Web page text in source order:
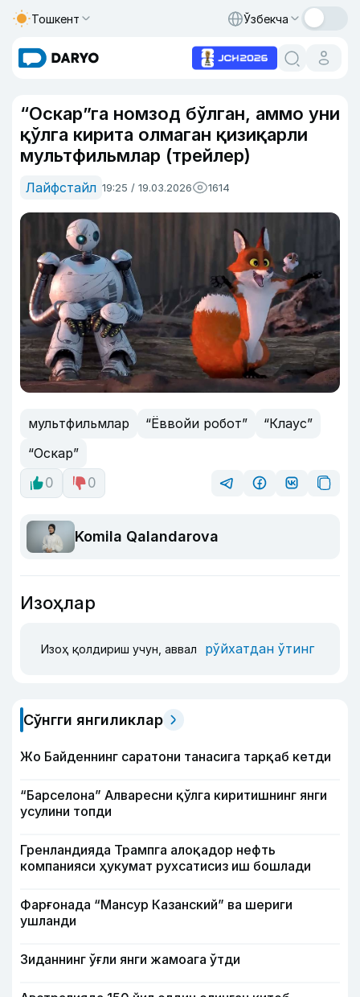
Тошкент Ўзбекча
“Оскар”га номзод бўлган, аммо уни
қўлга кирита олмаган қизиқарли
мультфильмлар (трейлер)
Лайфстайл 19:25 / 19.03.2026 1614
мультфильмлар “Ёввойи робот”
“Клаус”
“Оскар”
0
0
Komila Qalandarova
Изоҳлар
Изоҳ қолдириш учун, аввал рўйхатдан ўтинг
Сўнгги янгиликлар
Жо Байденнинг саратони танасига тарқаб кетди
“Барселона” Алваресни қўлга киритишнинг янги
усулини топди
Гренландияда Трампга алоқадор нефть
компанияси ҳукумат рухсатисиз иш бошлади
Фарғонада “Мансур Казанский” ва шериги
ушланди
Зиданнинг ўғли янги жамоага ўтди